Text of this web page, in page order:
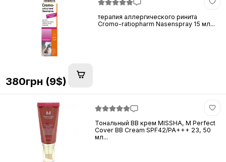
терапия аллергического ринита
Cromo-ratiopharm Nasenspray 15 мл...
380грн (9$)
Тональный ВВ крем MISSHA, M Perfect
Cover BB Cream SPF42/PA+++ 23, 50
мл...